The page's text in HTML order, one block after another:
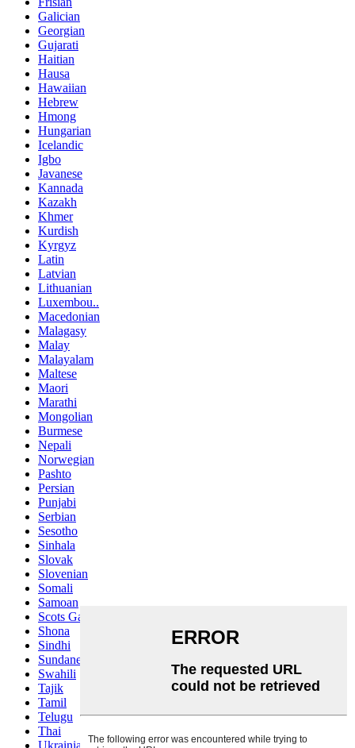
Galician
Georgian
Gujarati
Haitian
Hausa
Hawaiian
Hebrew
Hmong
Hungarian
Icelandic
Igbo
Javanese
Kannada
Kazakh
Khmer
Kurdish
Kyrgyz
Latin
Latvian
Lithuanian
Luxembou..
Macedonian
Malagasy
Malay
Malayalam
Maltese
Maori
Marathi
Mongolian
Burmese
Nepali
Norwegian
Pashto
Persian
Punjabi
Serbian
Sesotho
Sinhala
Slovak
Slovenian
Somali
Samoan
Scots Gaelic
Shona
Sindhi
Sundanese
Swahili
Tajik
Tamil
Telugu
Thai
Ukrainian